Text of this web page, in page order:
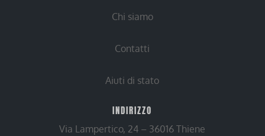
Chi siamo
Contatti
Aiuti di stato
INDIRIZZO
Via Lampertico, 24 – 36016 Thiene